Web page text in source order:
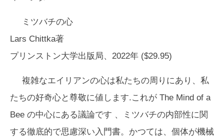
ミツバチの心
Lars Chittka著
プリンストン大学出版局、2022年 ($29.95)
複雑なエイリアンの心は私たちの周りにあり、私
たちの好奇心と尊敬に値します.これが The Mind of a
Bee の中心にある議論です 、ミツバチの内部性に関
する徹底的で思慮深い入門書。かつては、個体が機械